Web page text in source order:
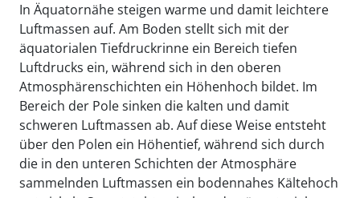
In Äquatornähe steigen warme und damit leichtere
Luftmassen auf. Am Boden stellt sich mit der
äquatorialen Tiefdruckrinne ein Bereich tiefen
Luftdrucks ein, während sich in den oberen
Atmosphärenschichten ein Höhenhoch bildet. Im
Bereich der Pole sinken die kalten und damit
schweren Luftmassen ab. Auf diese Weise entsteht
über den Polen ein Höhentief, während sich durch
die in den unteren Schichten der Atmosphäre
sammelnden Luftmassen ein bodennahes Kältehoch